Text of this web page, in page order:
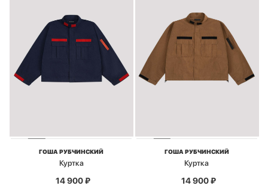
ГОША РУБЧИНСКИЙ
Куртка
14 900₽
ГОША РУБЧИНСКИЙ
Куртка
14 900₽